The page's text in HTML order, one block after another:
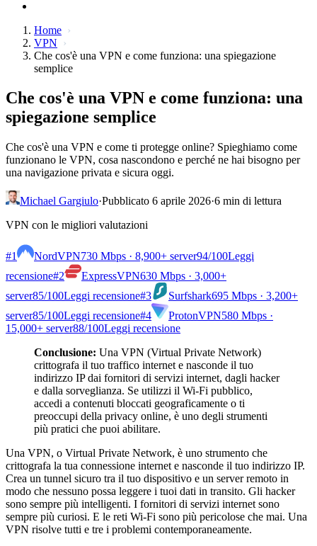
Home
VPN
Che cos'è una VPN e come funziona: una spiegazione
semplice
Che cos'è una VPN e come funziona: una
spiegazione semplice
Che cos'è una VPN e come ti protegge online? Spieghiamo come
funzionano le VPN, cosa nascondono e perché ne hai bisogno per
una navigazione privata e sicura oggi.
Michael Gargiulo·Pubblicato 6 aprile 2026·6 min di lettura
VPN con le migliori valutazioni
#1 NordVPN730 Mbps · 8,900+ server94/100Leggi
recensione#2 ExpressVPN630 Mbps · 3,000+
server85/100Leggi recensione#3 Surfshark695 Mbps · 3,200+
server85/100Leggi recensione#4 ProtonVPN580 Mbps ·
15,000+ server88/100Leggi recensione
Conclusione: Una VPN (Virtual Private Network)
crittografa il tuo traffico internet e nasconde il tuo
indirizzo IP dai fornitori di servizi internet, dagli hacker
e dalla sorveglianza. Se utilizzi il Wi-Fi pubblico,
accedi a contenuti bloccati geograficamente o ti
preoccupi della privacy online, è uno degli strumenti
più pratici che puoi abilitare.
Una VPN, o Virtual Private Network, è uno strumento che
crittografa la tua connessione internet e nasconde il tuo indirizzo IP.
Crea un tunnel sicuro tra il tuo dispositivo e un server remoto in
modo che nessuno possa leggere i tuoi dati in transito. Gli hacker
sono sempre più intelligenti. I fornitori di servizi internet sono
sempre più curiosi. E le reti Wi-Fi sono più pericolose che mai. Una
VPN risolve tutti e tre i problemi contemporaneamente.